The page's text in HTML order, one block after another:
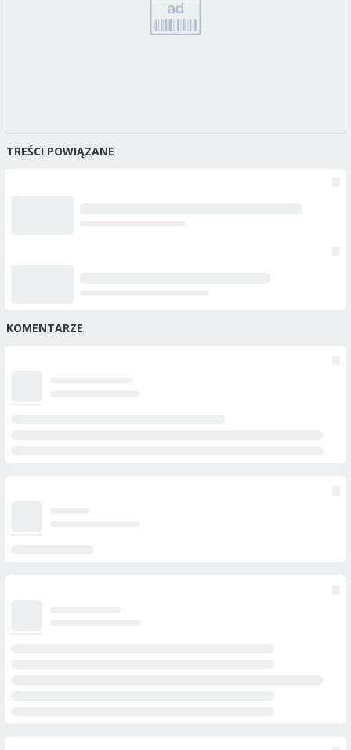
TREŚCI POWIĄZANE
KOMENTARZE